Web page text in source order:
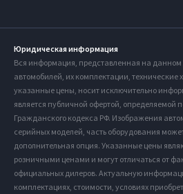
Юридическая информация
Вся информация, представленная на
автомобилей, их комплектации, технические
указанные цены, носит исключительно
является публичной офертой, определяемой
Гражданского кодекса РФ. Изображения
серийных моделей, часть оборудования
дополнительная опция. Указанные цены
розничными ценами и могут отличаться от
официальных дилеров. Актуальную
комплектациях, стоимости, условиях